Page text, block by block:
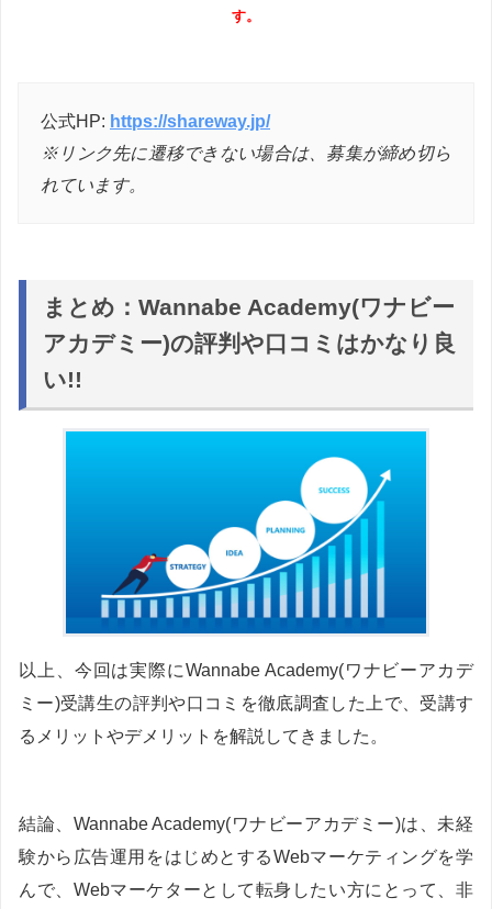
す。
公式HP: https://shareway.jp/
※リンク先に遷移できない場合は、募集が締め切ら
れています。
まとめ：Wannabe Academy(ワナビー
アカデミー)の評判や口コミはかなり良
い!!
以上、今回は実際にWannabe Academy(ワナビーアカデ
ミー)受講生の評判や口コミを徹底調査した上で、受講す
るメリットやデメリットを解説してきました。
結論、Wannabe Academy(ワナビーアカデミー)は、未経
験から広告運用をはじめとするWebマーケティングを学
んで、Webマーケターとして転身したい方にとって、非